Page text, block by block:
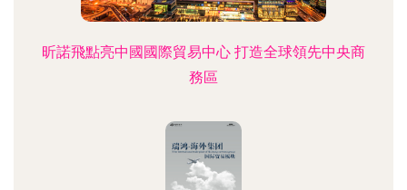
昕諾飛點亮中國國際貿易中心 打造全球領先中央商
務區